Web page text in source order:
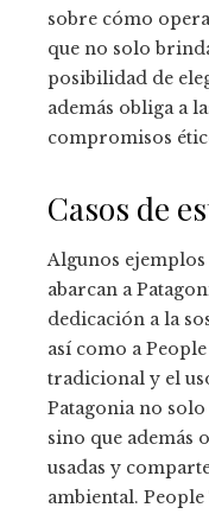
sobre cómo
que no solo
posibilidad de
además obliga a
compromisos
Casos de
Algunos
abarcan a
dedicación a la
así como a
tradicional y el
Patagonia no
sino que además
usadas y
ambiental.